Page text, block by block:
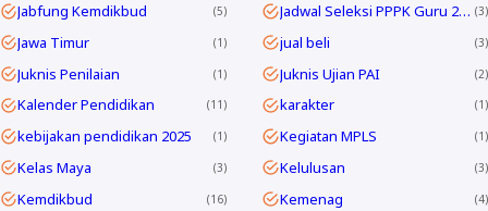
Jabfung Kemdikbud 5 Jadwal Seleksi PPPK Guru 2024 3
Jawa Timur 1 jual beli 3
Juknis Penilaian 1 Juknis Ujian PAI 2
Kalender Pendidikan 11 karakter 1
kebijakan pendidikan 2025 1 Kegiatan MPLS 1
Kelas Maya 3 Kelulusan 3
Kemdikbud 16 Kemenag 4